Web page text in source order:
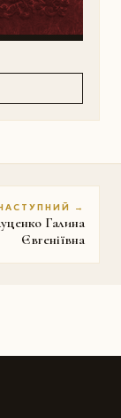
→
Галина
Євгеніївна